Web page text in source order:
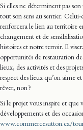
Si elles ne déterminent pas
tout son sens au sentier.
renforcera le lien au territoire
changement et de
histoires et notre terroir. Il
opportunités de restauration
lieux, des activités et des
respect des lieux qu’on aime
rêver, non ?
Si le projet vous inspire et que
développements et des
www.commercesutton.ca/